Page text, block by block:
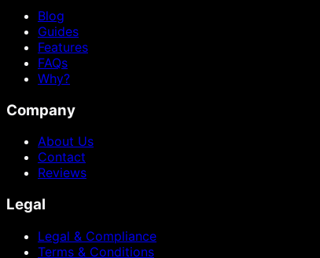
Blog
Guides
Features
FAQs
Why?
Company
About Us
Contact
Reviews
Legal
Legal & Compliance
Terms & Conditions